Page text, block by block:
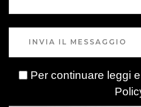
INVIA IL MESSAGGIO
Per continuare leggi